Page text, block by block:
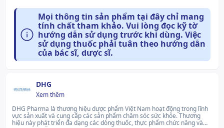
Acid fusidic là thuốc kháng khuẩn tại chỗ, sử dụng
ngoài da, có cấu trúc steroid, thuộc nhóm
fusinadines. Acid fusidic được phân lập từ nấm
Fusidium coccineum,Mucor ramannianusvàIsaria
kogana.Acid tusidic có tác dụng ức chế tổng hợp
Streptococcus, Corynebacterium minutissimum
sinh vật gây nhiễm trùng ngoài da khác còn nhạy
cảm với acid fusidic.
Mọi thông tin sản phẩm tại đây chỉ mang
tính chất tham khảo. Vui lòng đọc kỹ tờ
hướng dẫn sử dụng trước khi dùng. Việc
sử dụng thuốc phải tuân theo hướng dẫn
của bác sĩ, dược sĩ.
DHG
Xem thêm
DHG Pharma là thương hiệu dược phẩm Việt Nam hoạt động trong lĩnh
vực sản xuất và cung cấp các sản phẩm chăm sóc sức khỏe. Thương
hiệu này phát triển đa dạng các dòng thuốc, thực phẩm chức năng và